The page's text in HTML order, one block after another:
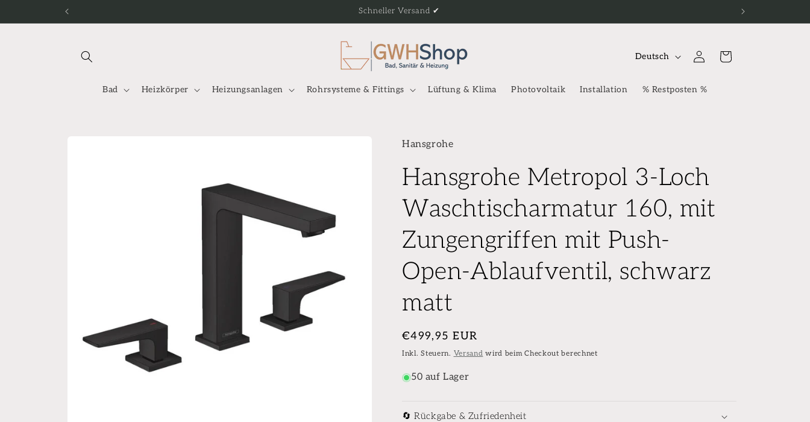
Inhalt
Schneller Versand ✔
Bad Heizkörper Heizungsanlagen Rohrsysteme & Fittings Lüftung & Klima Photovoltaik Installation % Restposten %
S
r
Deutsch EinloggenWarenkorb
Hansgrohe
Hansgrohe Metropol 3-Loch
Waschtischarmatur 160, mit
Zungengriffen mit Push-
Open-Ablaufventil, schwarz
matt
Normaler
Preis
€499,95 EUR
Inkl. Steuern. Versand wird beim Checkout berechnet
50 auf Lager
🔄 Rückgabe & Zufriedenheit